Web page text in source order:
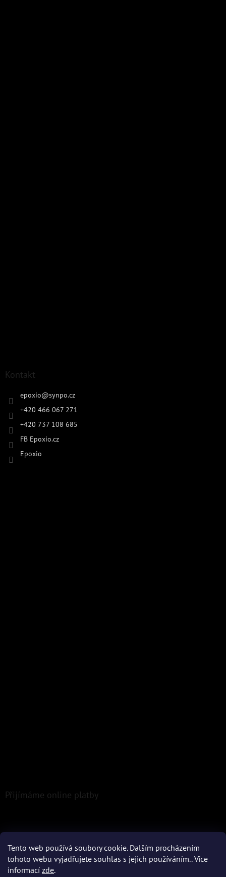
Tento web používá soubory cookie. Dalším procházením
tohoto webu vyjadřujete souhlas s jejich používáním.. Více
informací zde.
Kontakt
epoxio@synpo.cz
+420 466 067 271
+420 737 108 685
FB Epoxio.cz
Epoxio
Přijímáme online platby
Vytvořil Shoptet